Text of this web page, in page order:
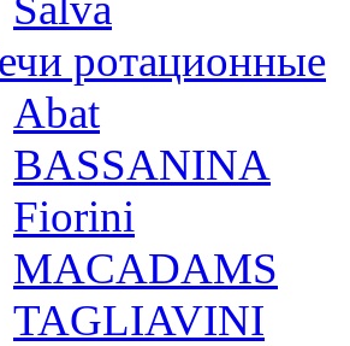
ротационные
Abat
BASSANINA
Fiorini
MACADAMS
TAGLIAVINI